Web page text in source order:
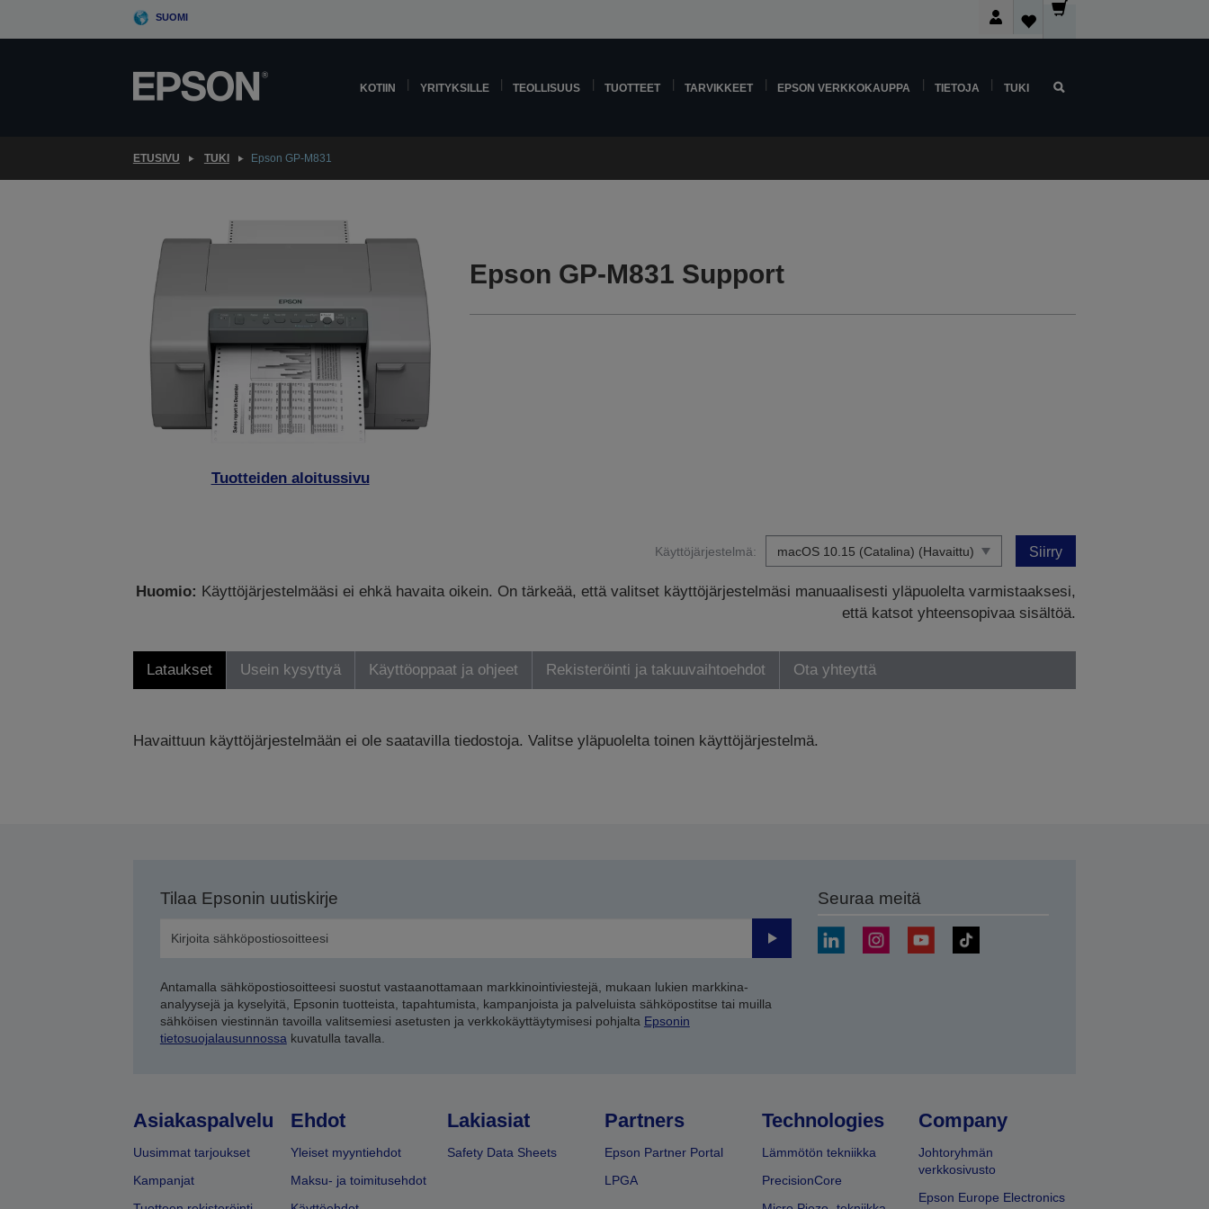
SUOMI
KOTIIN YRITYKSILLE TEOLLISUUS TUOTTEET TARVIKKEET EPSON VERKKOKAUPPA TIETOJA TUKI
ETUSIVU TUKI Epson GP-M831
Tuotteiden aloitussivu
Epson GP-M831 Support
Käyttöjärjestelmä: Siirry
Huomio: Käyttöjärjestelmääsi ei ehkä havaita oikein. On tärkeää, että valitset käyttöjärjestelmäsi manuaalisesti yläpuolelta varmistaaksesi,
että katsot yhteensopivaa sisältöä.
Lataukset Usein kysyttyä Käyttöoppaat ja ohjeet Rekisteröinti ja takuuvaihtoehdot Ota yhteyttä
Havaittuun käyttöjärjestelmään ei ole saatavilla tiedostoja. Valitse yläpuolelta toinen käyttöjärjestelmä.
Tilaa Epsonin uutiskirje
Lähetä
Antamalla sähköpostiosoitteesi suostut vastaanottamaan markkinointiviestejä, mukaan lukien markkina-
analyysejä ja kyselyitä, Epsonin tuotteista, tapahtumista, kampanjoista ja palveluista sähköpostitse tai muilla
sähköisen viestinnän tavoilla valitsemiesi asetusten ja verkkokäyttäytymisesi pohjalta Epsonin
tietosuojalausunnossakuvatulla tavalla.
Seuraa meitä
Asiakaspalvelu
Uusimmat tarjoukset
Kampanjat
Ehdot
Yleiset myyntiehdot
Maksu- ja toimitusehdot
Lakiasiat
Safety Data Sheets
Partners
Epson Partner Portal
LPGA
Technologies
Lämmötön tekniikka
PrecisionCore
Company
Johtoryhmän
verkkosivusto
Epson Europe Electronics